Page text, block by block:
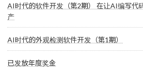
AI时代的软件开发（第2期） 在让AI编写代
产
AI时代的外观检测软件开发（第1期）
已发放年度奖金